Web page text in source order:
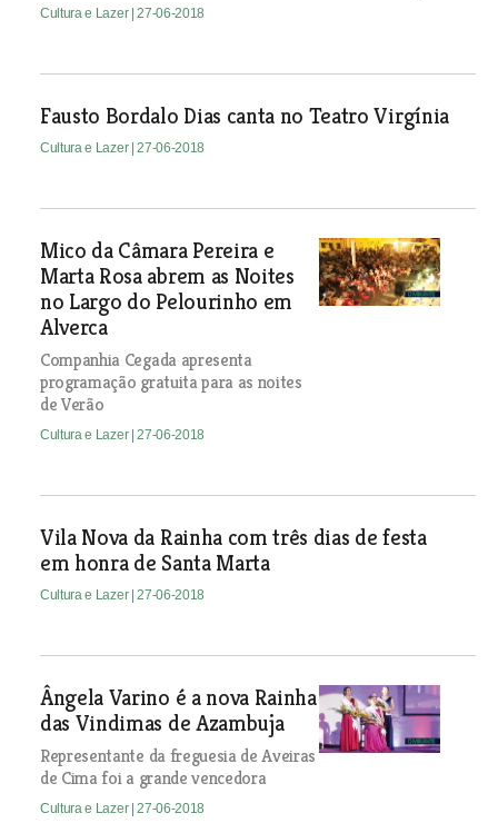
Cultura e Lazer | 27-06-2018
Fausto Bordalo Dias canta no Teatro Virgínia
Cultura e Lazer | 27-06-2018
Mico da Câmara Pereira e
Marta Rosa abrem as Noites
no Largo do Pelourinho em
Alverca
Companhia Cegada apresenta
programação gratuita para as noites
de Verão
Cultura e Lazer | 27-06-2018
Vila Nova da Rainha com três dias de festa
em honra de Santa Marta
Cultura e Lazer | 27-06-2018
Ângela Varino é a nova Rainha
das Vindimas de Azambuja
Representante da freguesia de Aveiras
de Cima foi a grande vencedora
Cultura e Lazer | 27-06-2018